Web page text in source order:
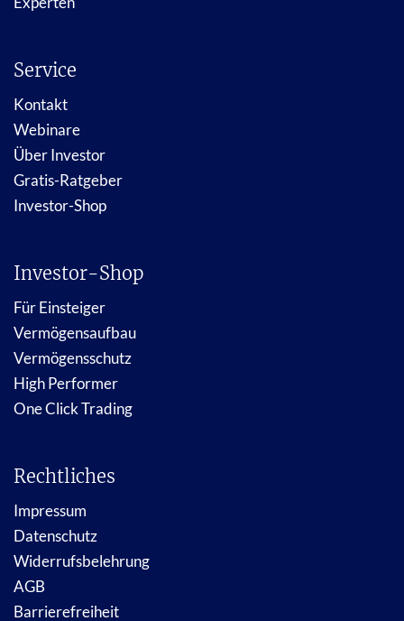
Service
Kontakt
Webinare
Über Investor
Gratis-Ratgeber
Investor-Shop
Investor-Shop
Für Einsteiger
Vermögensaufbau
Vermögensschutz
High Performer
One Click Trading
Rechtliches
Impressum
Datenschutz
Widerrufsbelehrung
AGB
Barrierefreiheit